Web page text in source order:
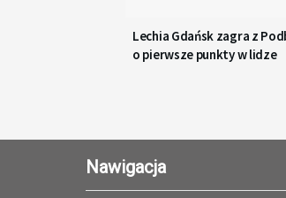
Lechia Gdańsk zagra z
o pierwsze punkty w lidze
Nawigacja